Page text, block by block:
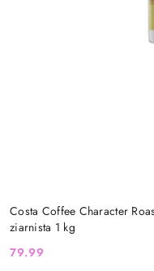
Costa Coffee Character
ziarnista 1 kg
Cena:
79.99